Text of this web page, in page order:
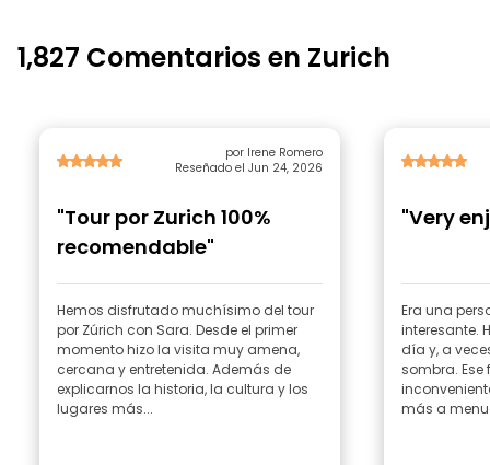
1,827 Comentarios en Zurich
por Irene Romero
Reseñado el Jun 24, 2026
"Tour por Zurich 100%
recomendable"
Hemos disfrutado muchísimo del tour
por Zúrich con Sara. Desde el primer
momento hizo la visita muy amena,
cercana y entretenida. Además de
explicarnos la historia, la cultura y los
lugares más...
"Very
Era una
interesante.
día y, a
sombra. Ese
más a